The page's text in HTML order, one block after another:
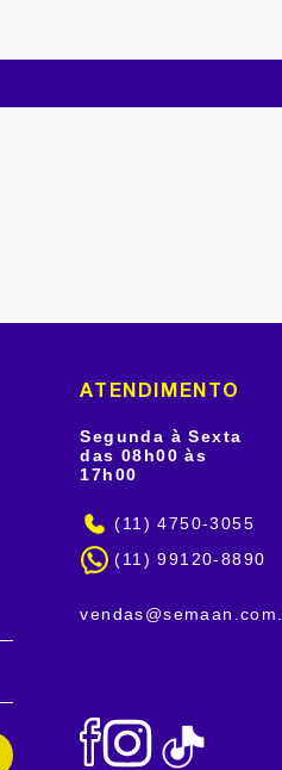
ATENDIMENTO
Segunda à Sexta
das 08h00 às
17h00
(11) 4750-3055
(11) 99120-8890